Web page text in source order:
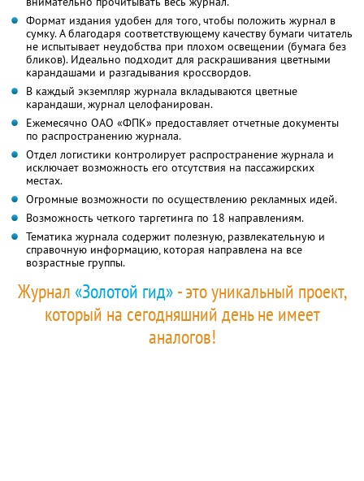
Формат издания удобен для того, чтобы положить журнал в
сумку. А благодаря соответствующему качеству бумаги читатель
не испытывает неудобства при плохом освещении (бумага без
бликов). Идеально подходит для раскрашивания цветными
карандашами и разгадывания кроссвордов.
В каждый экземпляр журнала вкладываются цветные
карандаши, журнал целофанирован.
Ежемесячно ОАО «ФПК» предоставляет отчетные документы
по распространению журнала.
Отдел логистики контролирует распространение журнала и
исключает возможность его отсутствия на пассажирских
местах.
Огромные возможности по осуществлению рекламных идей.
Возможность четкого таргетинга по 18 направлениям.
Тематика журнала содержит полезную, развлекательную и
справочную информацию, которая направлена на все
возрастные группы.
Журнал«Золотой гид»- это уникальный проект,
который на сегодняшний день не имеет
аналогов!